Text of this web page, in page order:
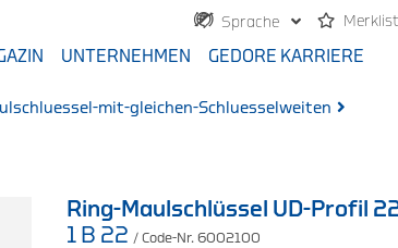
Sprache
UNTERNEHMEN GEDORE KARRIERE
mit-gleichen-Schluesselweiten
Ring-Maulschlüssel UD-Profil
1 B 22 / Code-Nr. 6002100